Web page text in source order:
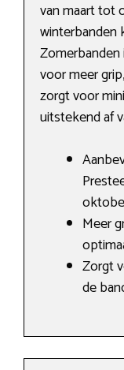
van maart tot
winterbanden
voor meer
zorgt voor
uitstekend af
Meer
Zorgt
de